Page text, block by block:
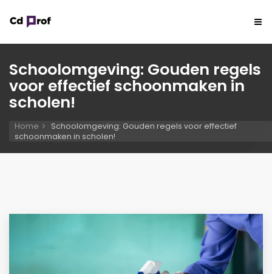
Schoolomgeving: Gouden regels
voor effectief schoonmaken in
scholen!
Home
Schoolomgeving: Gouden regels voor effectief
schoonmaken in scholen!